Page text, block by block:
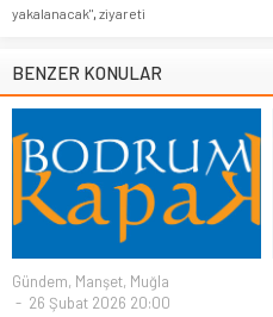
yakalanacak", ziyareti
BENZER KONULAR
Gündem, Manşet, Muğla
26 Şubat 2026 20:00